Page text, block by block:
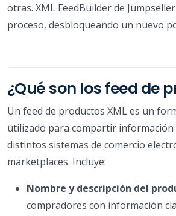
otras. XML FeedBuilder de
proceso, desbloqueando un nuevo
¿Qué son los feed de
Un feed de productos XML es un
utilizado para compartir
distintos sistemas de comercio
marketplaces. Incluye:
Nombre y descripción del
compradores con información